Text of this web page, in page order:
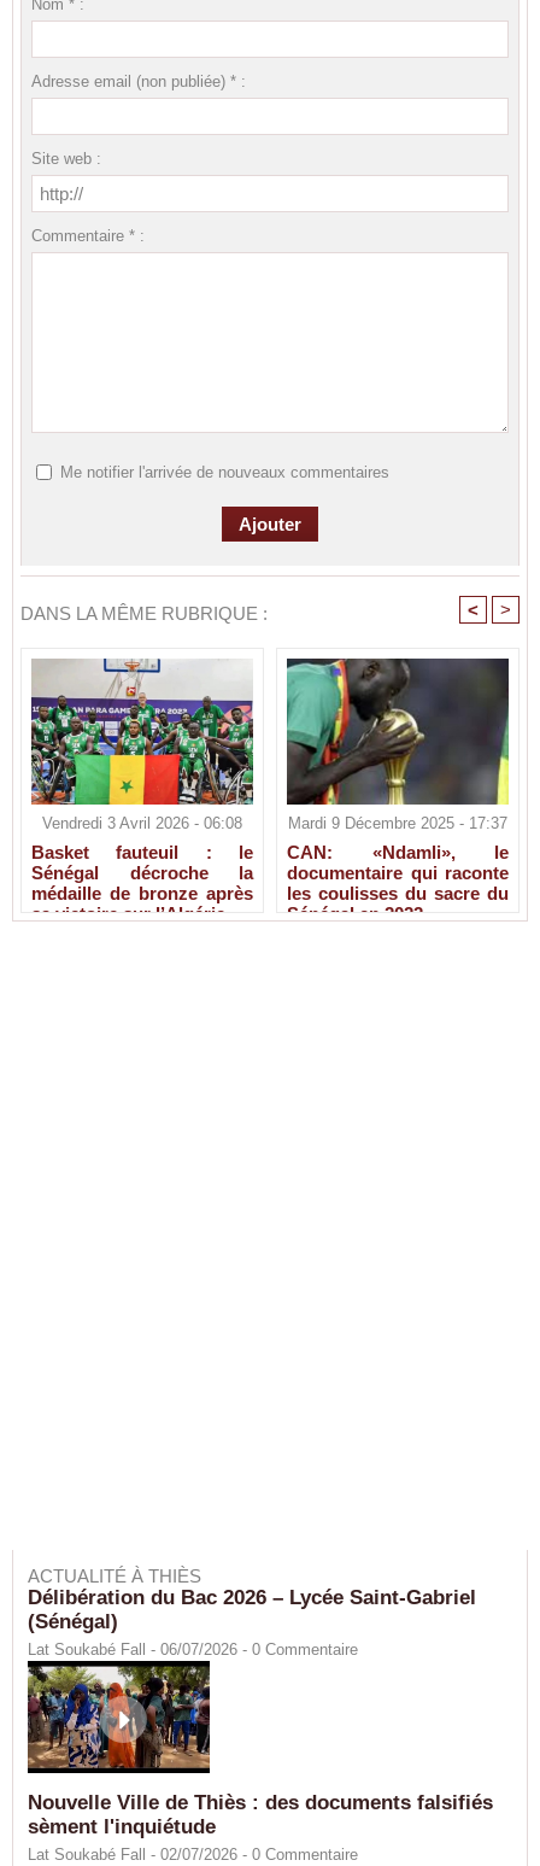
Nom * :
Adresse email (non publiée) * :
Site web :
Commentaire * :
Me notifier l'arrivée de nouveaux commentaires
DANS LA MÊME RUBRIQUE : < >
Vendredi 3 Avril 2026 - 06:08
Basket fauteuil : le
Sénégal décroche la
médaille de bronze après
sa victoire sur l’Algérie
Mardi 9 Décembre 2025 - 17:37
CAN: «Ndamli», le
documentaire qui raconte
les coulisses du sacre du
Sénégal en 2022
ACTUALITÉ À THIÈS
Délibération du Bac 2026 – Lycée Saint-Gabriel
(Sénégal)
Lat Soukabé Fall - 06/07/2026 - 0 Commentaire
Nouvelle Ville de Thiès : des documents falsifiés
sèment l'inquiétude
Lat Soukabé Fall - 02/07/2026 - 0 Commentaire